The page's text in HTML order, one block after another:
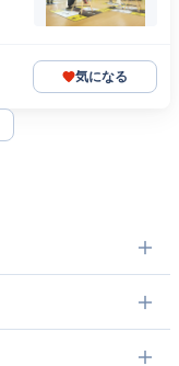
気になる